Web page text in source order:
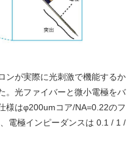
ンが実際に光刺激で機能する
。光ファイバーと微小電極を
様はφ200umコア/NA=0.22の
電極インピーダンスは 0.1 / 1